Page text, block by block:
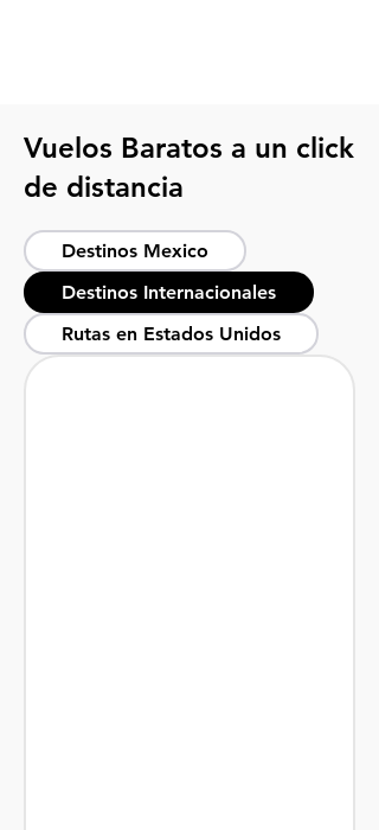
Vuelos Baratos a un click
de distancia
Destinos Mexico
Destinos Internacionales
Rutas en Estados Unidos